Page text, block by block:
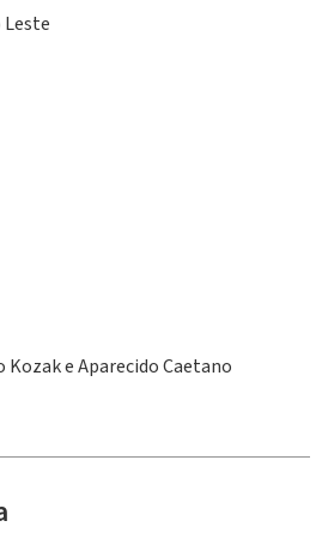
Leste
Kozak e Aparecido Caetano